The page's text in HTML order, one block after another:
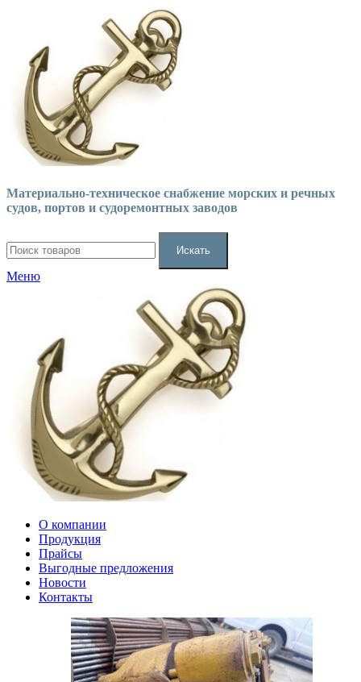
Материально-техническое снабжение морских и речных
судов, портов и судоремонтных заводов
Искать
Меню
О компании
Продукция
Прайсы
Выгодные предложения
Новости
Контакты